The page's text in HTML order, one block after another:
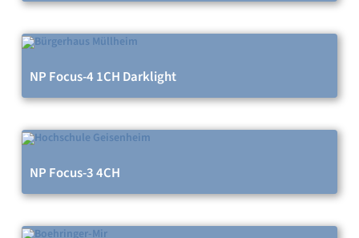
NP Focus-4 1CH Darklight
NP Focus-3 4CH